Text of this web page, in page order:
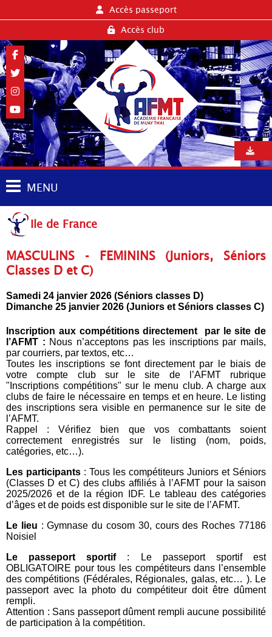
Accès passeport
Accès club
MENU
Ile de France
MASCULINS - FEMININS (Juniors, Séniors
Classes D et C)
Samedi 24 janvier 2026 (Séniors classes D)
Dimanche 25 janvier 2026 (Juniors et Séniors classes C)
Inscription aux compétitions directement par le site de
l’AFMT : Nous n’acceptons pas les inscriptions par mails,
par courriers, par textos, etc…
Toutes les inscriptions se font directement par le biais de
votre compte club sur le site de l’AFMT rubrique
"Inscriptions compétitions" sur le menu club. A charge aux
clubs de faire le nécessaire en temps et en heure. Le listing
des inscriptions sera visible en permanence sur le site de
l’AFMT.
Rappel : Vérifiez bien que vos combattants soient
correctement enregistrés sur le listing (nom, poids,
catégories, etc…).
Les participants : Tous les compétiteurs Juniors et Séniors
(Classes D et C) des clubs affiliés à l’AFMT pour la saison
2025/2026 et de la région IDF. Le tableau des catégories
d’âges et de poids est disponible sur le site de l’AFMT.
Le lieu : Gymnase du cosom 30, cours des Roches 77186
Noisiel
Le passeport sportif: Le passeport sportif est
OBLIGATOIRE pour tous les compétiteurs dans l’ensemble
des compétitions (Fédérales, Régionales, galas, etc… ). Le
passeport avec la photo du compétiteur doit être dûment
rempli.
Attention : Sans passeport dûment rempli aucune possibilité
de participation à la compétition.